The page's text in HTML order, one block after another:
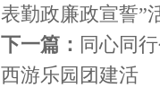
表勤政廉政宣誓”
下一篇： 同心同
西游乐园团建活